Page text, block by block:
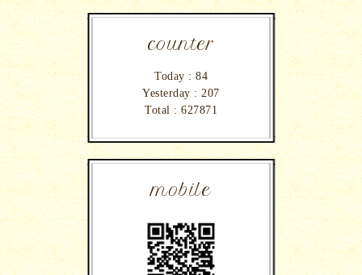
counter
Today : 84
Yesterday :207
Total : 627871
mobile